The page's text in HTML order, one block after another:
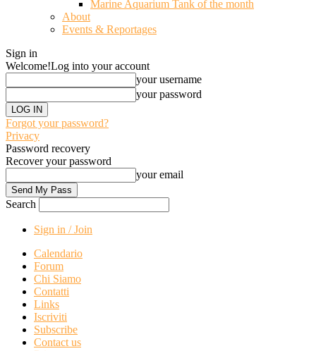
Marine Aquarium Tank of the month
About
Events & Reportages
Sign in
Welcome!Log into your account
your username
your password
Forgot your password?
Privacy
Password recovery
Recover your password
your email
Search
Sign in / Join
Calendario
Forum
Chi Siamo
Contatti
Links
Iscriviti
Subscribe
Contact us